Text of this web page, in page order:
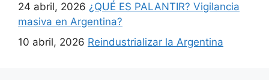
24 abril, 2026 ¿QUÉ ES PALANTIR? Vigilancia
masiva en Argentina?
10 abril, 2026 Reindustrializar la Argentina